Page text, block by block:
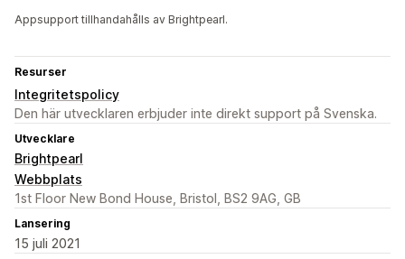
Appsupport tillhandahålls av Brightpearl.
Resurser
Integritetspolicy
Den här utvecklaren erbjuder inte direkt support på Svenska.
Utvecklare
Brightpearl
Webbplats
1st Floor New Bond House, Bristol, BS2 9AG, GB
Lansering
15 juli 2021